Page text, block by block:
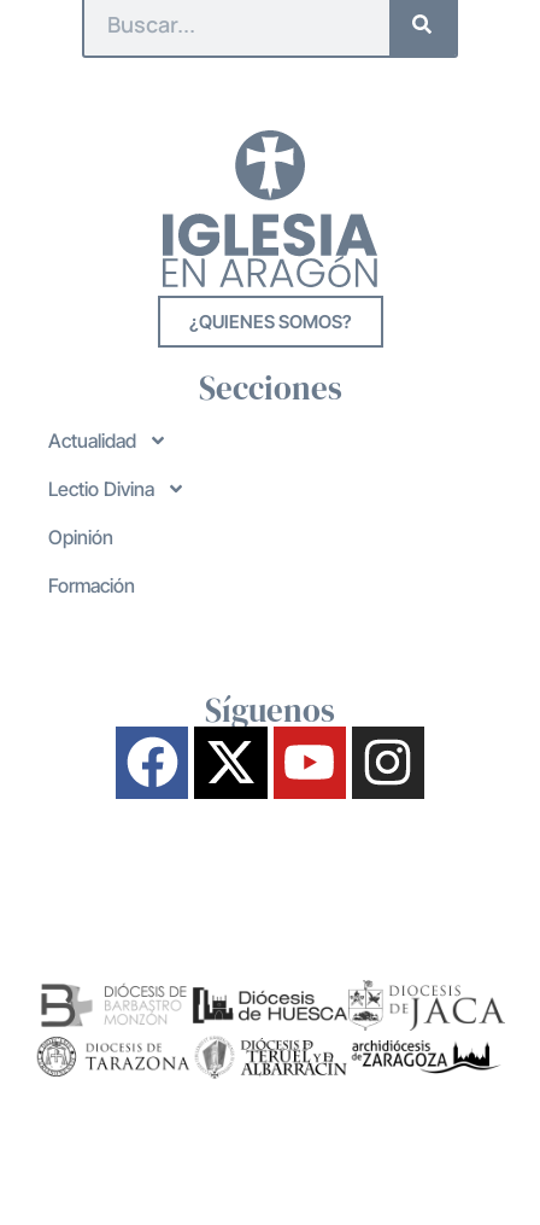
¿QUIENES SOMOS?
Secciones
Actualidad
Lectio Divina
Opinión
Formación
Síguenos